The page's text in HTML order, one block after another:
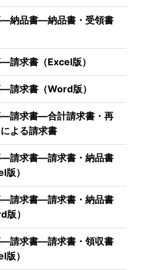
―納品書―納品書・受領書
請求書（Excel版）
請求書（Word版）
―請求書―合計請求書・再
よる請求書
―請求書―請求書・納品書
版）
―請求書―請求書・納品書
版）
―請求書―請求書・領収書
版）